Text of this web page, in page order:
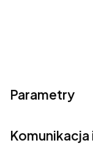
Parametry
Komunikacja